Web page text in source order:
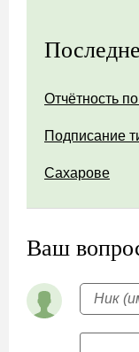
Отчётность
Подписание
Сахарове
Ваш